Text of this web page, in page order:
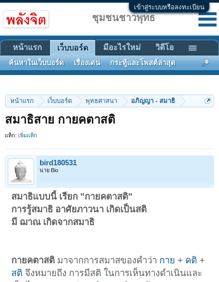
เข้าสู่ระบบหรือลงทะเบียน
หน้าแรก เว็บบอร์ด พุทธศาสนา อภิญญา - สมาธิ
สมาธิสาย กายคตาสติ
แท็ก: เพิ่มแท็ก
bird180531
นาย Bio
สมาธิแบบนี้ เรียก "กายคตาสติ"
การรู้สมาธิ อาศัยภาวนา เกิดเป็นสติ
มี ฌาณ เกิดจากสมาธิ
กายคตาสติ มาจากการสมาสของคำว่า กาย + คติ +
สติ จึงหมายถึง การมีสติ ในการเห็นทางดำเนินและ
ชุมชนชาวพุทธ
หน้าแรก เว็บบอร์ด
ค้นหาในเว็บบอร์ด เรื่องเด่น กระทู้และโพสต์ล่าสุด
มีอะไรใหม่ วิดีโอ